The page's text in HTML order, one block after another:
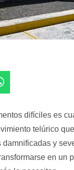
difíciles es
telúrico
y
en un